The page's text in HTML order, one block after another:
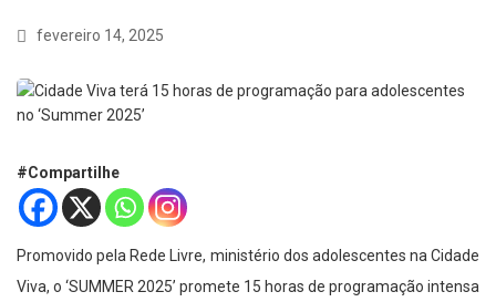
fevereiro 14, 2025
#Compartilhe
Promovido pela Rede Livre, ministério dos adolescentes na Cidade
Viva, o ‘SUMMER 2025’ promete 15 horas de programação intensa